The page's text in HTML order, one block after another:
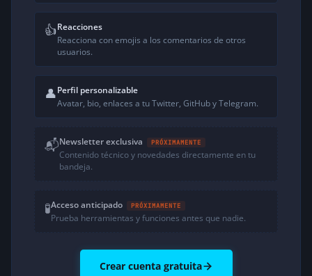
👍Reacciones
Reacciona con emojis a los comentarios de otros
usuarios.
👤Perfil personalizable
Avatar, bio, enlaces a tu Twitter, GitHub y Telegram.
📬Newsletter exclusiva PRÓXIMAMENTE
Contenido técnico y novedades directamente en tu
bandeja.
🧪Acceso anticipado PRÓXIMAMENTE
Prueba herramientas y funciones antes que nadie.
Crear cuenta gratuita